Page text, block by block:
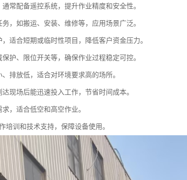
常配备遥控系统，提升作业精度和安全性。
，如搬运、安装、维修等，应用场景广泛。
适合短期或临时性项目，降低客户资金压力。
护、限位开关等，确保作业过程稳定可控。
排放低，适合对环境要求高的场所。
现场后能迅速投入工作，节省时间成本。
，适合低空和高空作业。
培训和技术支持，保障设备使用。